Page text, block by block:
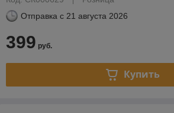
Отправка с 21 августа 2026
399 руб.
Купить